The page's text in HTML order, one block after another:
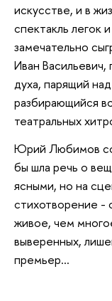
искусстве, и в
спектакль легок
замечательно
Иван
духа, парящий
разбирающийся
театральных
Юрий Любимов
бы шла речь о
ясными, но на
стихотворение -
живое, чем
выверенных,
премьер...